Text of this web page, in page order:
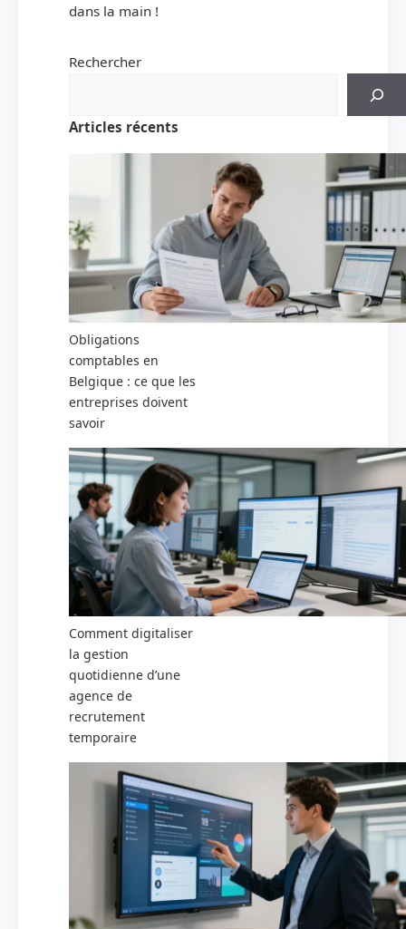
dans la main !
Rechercher
Articles récents
Obligations
comptables en
Belgique : ce que les
entreprises doivent
savoir
Comment digitaliser
la gestion
quotidienne d’une
agence de
recrutement
temporaire